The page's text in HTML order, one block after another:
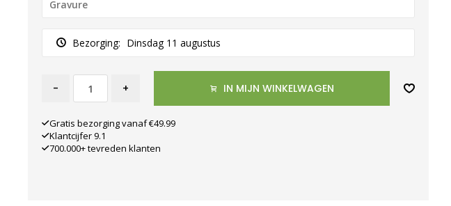
Bezorging: Dinsdag 11 augustus
- + IN MIJN WINKELWAGEN
Gratis bezorging vanaf €49.99
Klantcijfer 9.1
700.000+ tevreden klanten